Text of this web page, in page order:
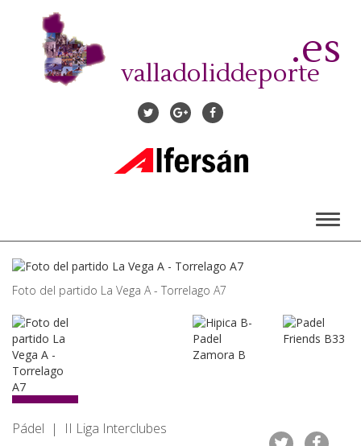
contenido
valladoliddeporte
.es
Foto del partido La Vega A - Torrelago A7
Pádel | II Liga Interclubes